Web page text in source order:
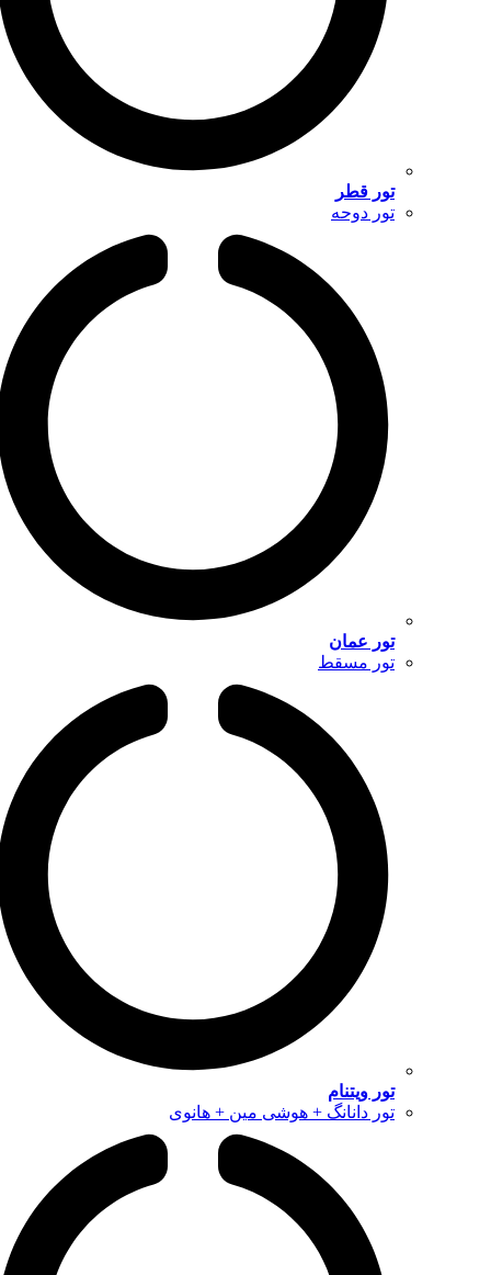
تور قطر
تور دوحه
تور عمان
تور مسقط
تور ویتنام
تور دانانگ + هوشی مین + هانوی